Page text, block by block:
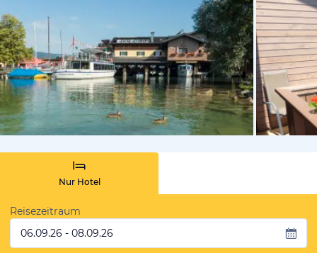
vom
Nur Hotel
Reisezeitraum
06.09.26 - 08.09.26